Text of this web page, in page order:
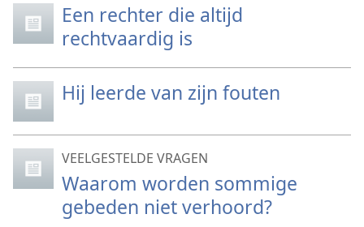
Een rechter die altijd
rechtvaardig is
Hij leerde van zijn fouten
VEELGESTELDE VRAGEN
Waarom worden sommige
gebeden niet verhoord?